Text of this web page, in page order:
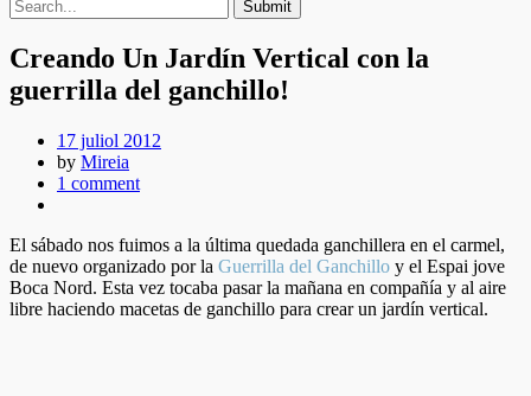
Creando Un Jardín Vertical con la
guerrilla del ganchillo!
17 juliol 2012
by Mireia
1 comment
El sábado nos fuimos a la última quedada ganchillera en el carmel,
de nuevo organizado por la Guerrilla del Ganchillo y el Espai jove
Boca Nord. Esta vez tocaba pasar la mañana en compañía y al aire
libre haciendo macetas de ganchillo para crear un jardín vertical.